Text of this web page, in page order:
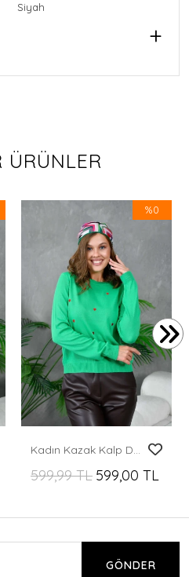
Siyah
ÜRÜNLER
%0
Kadın Kazak Kalp Desenli Kazak B.Yeşil - 10119
599,99 TL 599,00 TL
GÖNDER